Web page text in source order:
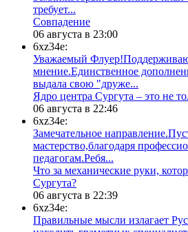
требует...
​Совпадение
06 августа в 23:00
6xz34e:
Уважаемый
мнение.Единственное
выдала свою "друже...
​Ядро центра Сургута ‒ это не
06 августа в 22:46
6xz34e:
Замечательное
мастерство,благодаря
педагогам.Ребя...
​Что за механические руки,
Сургута?
06 августа в 22:39
6xz34e:
Правильные мысли излагает